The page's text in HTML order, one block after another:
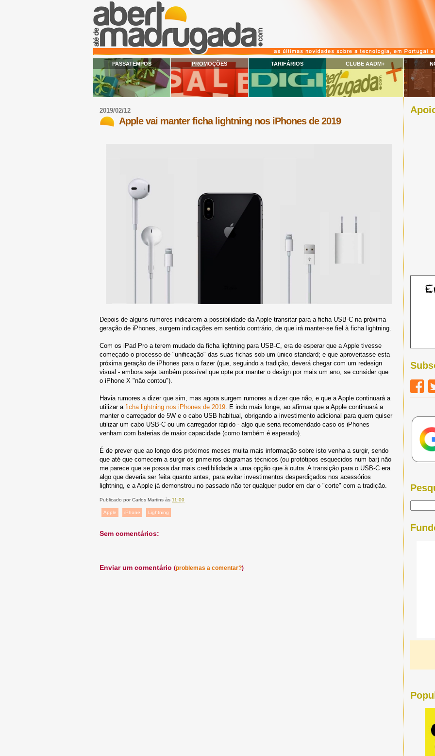
PASSATEMPOS PROMOÇÕES TARIFÁRIOS CLUBE AADM+
2019/02/12
Apple vai manter ficha lightning nos iPhones de 2019
Depois de alguns rumores indicarem a possibilidade da Apple transitar para a ficha USB-C na próxima
geração de iPhones, surgem indicações em sentido contrário, de que irá manter-se fiel à ficha lightning.
Com os iPad Pro a terem mudado da ficha lightning para USB-C, era de esperar que a Apple tivesse
começado o processo de "unificação" das suas fichas sob um único standard; e que aproveitasse esta
próxima geração de iPhones para o fazer (que, seguindo a tradição, deverá chegar com um redesign
visual - embora seja também possível que opte por manter o design por mais um ano, se consider que
o iPhone X "não contou").
Havia rumores a dizer que sim, mas agora surgem rumores a dizer que não, e que a Apple continuará a
utilizar a ficha lightning nos iPhones de 2019 . E indo mais longe, ao afirmar que a Apple continuará a
manter o carregador de 5W e o cabo USB habitual, obrigando a investimento adicional para quem quiser
utilizar um cabo USB-C ou um carregador rápido - algo que seria recomendado caso os iPhones
venham com baterias de maior capacidade (como também é esperado).
É de prever que ao longo dos próximos meses muita mais informação sobre isto venha a surgir, sendo
que até que comecem a surgir os primeiros diagramas técnicos (ou protótipos esquecidos num bar) não
me parece que se possa dar mais credibilidade a uma opção que à outra. A transição para o USB-C era
algo que deveria ser feita quanto antes, para evitar investimentos desperdiçados nos acessórios
lightning, e a Apple já demonstrou no passado não ter qualquer pudor em dar o "corte" com a tradição.
Publicado porCarlos Martins às 11:00
Apple iPhone Lightning
Sem comentários:
Enviar um comentário (problemas a comentar?)